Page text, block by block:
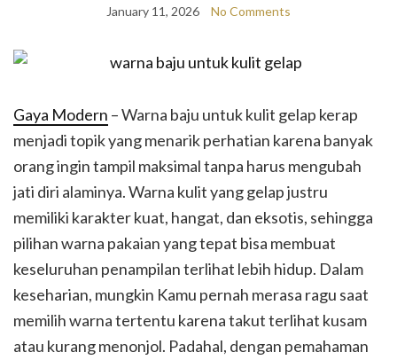
January 11, 2026 No Comments
Gaya Modern – Warna baju untuk kulit gelap kerap
menjadi topik yang menarik perhatian karena banyak
orang ingin tampil maksimal tanpa harus mengubah
jati diri alaminya. Warna kulit yang gelap justru
memiliki karakter kuat, hangat, dan eksotis, sehingga
pilihan warna pakaian yang tepat bisa membuat
keseluruhan penampilan terlihat lebih hidup. Dalam
keseharian, mungkin Kamu pernah merasa ragu saat
memilih warna tertentu karena takut terlihat kusam
atau kurang menonjol. Padahal, dengan pemahaman